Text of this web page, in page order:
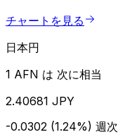
チャートを見る
日本円
1 AFN は 次に相当
2.40681 JPY
-0.0302 (1.24%) 週次